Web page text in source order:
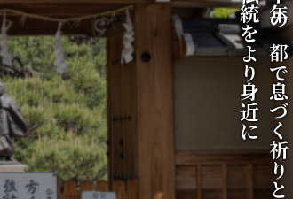
千年の都で息づく祈りと
伝統をより身近に